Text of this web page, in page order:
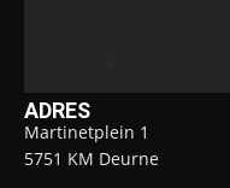
ADRES
Martinetplein 1
5751 KM Deurne